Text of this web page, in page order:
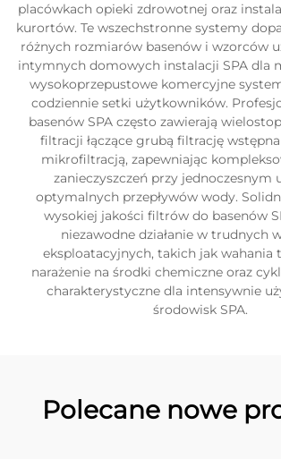
placówkach opieki zdrowotnej oraz
kurortów. Te wszechstronne systemy
różnych rozmiarów basenów i wzorców
intymnych domowych instalacji SPA dla
wysokoprzepustowe komercyjne
codziennie setki użytkowników.
basenów SPA często zawierają
filtracji łączące grubą filtrację
mikrofiltracją, zapewniając
zanieczyszczeń przy jednoczesnym
optymalnych przepływów wody.
wysokiej jakości filtrów do basenów
niezawodne działanie w trudnych
eksploatacyjnych, takich jak wahania
narażenie na środki chemiczne oraz
charakterystyczne dla intensywnie
środowisk SPA.
Polecane nowe